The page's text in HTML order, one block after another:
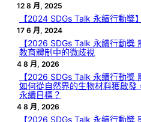
12 8 月, 2025
【2024 SDGs Talk 永續行動獎
17 6 月, 2024
【2026 SDGs Talk 永續行動獎
教育體制中的微歧視
4 8 月, 2026
【2026 SDGs Talk 永續行動獎
如何從自然界的生物材料獲啟發
永續目標？
4 8 月, 2026
【2026 SDGs Talk 永續行動獎